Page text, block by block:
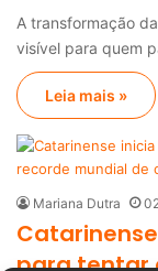
A transformação
visível para quem
Leia mais »
Mariana Dutra
para tentar